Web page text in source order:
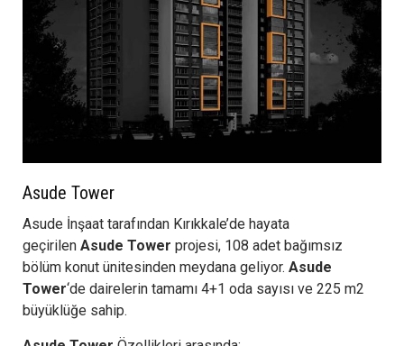
Asude Tower
Asude İnşaat tarafından Kırıkkale’de hayata
geçirilen Asude Tower projesi, 108 adet bağımsız
bölüm konut ünitesinden meydana geliyor. Asude
Tower‘de dairelerin tamamı 4+1 oda sayısı ve 225 m2
büyüklüğe sahip.